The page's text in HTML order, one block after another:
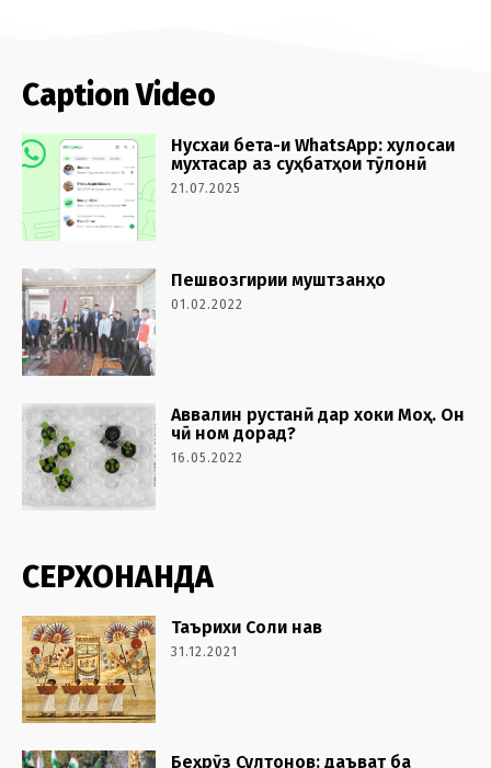
Caption Video
Нусхаи бета-и WhatsApp: хулосаи
мухтасар аз суҳбатҳои тӯлонӣ
21.07.2025
Пешвозгирии муштзанҳо
01.02.2022
Аввалин рустанӣ дар хоки Моҳ. Он
чӣ ном дорад?
16.05.2022
СЕРХОНАНДА
Таърихи Соли нав
31.12.2021
Беҳрӯз Султонов: даъват ба